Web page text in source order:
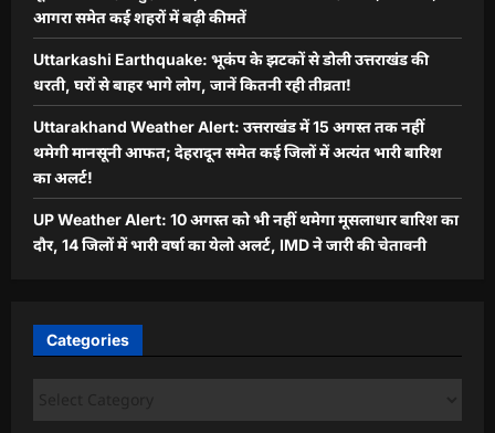
आगरा समेत कई शहरों में बढ़ी कीमतें
Uttarkashi Earthquake: भूकंप के झटकों से डोली उत्तराखंड की
धरती, घरों से बाहर भागे लोग, जानें कितनी रही तीव्रता!
Uttarakhand Weather Alert: उत्तराखंड में 15 अगस्त तक नहीं
थमेगी मानसूनी आफत; देहरादून समेत कई जिलों में अत्यंत भारी बारिश
का अलर्ट!
UP Weather Alert: 10 अगस्त को भी नहीं थमेगा मूसलाधार बारिश का
दौर, 14 जिलों में भारी वर्षा का येलो अलर्ट, IMD ने जारी की चेतावनी
Categories